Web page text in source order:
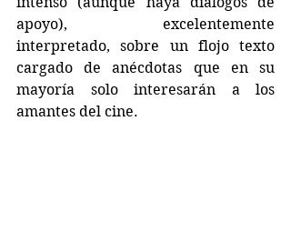
apoyo), excelentemente
interpretado, sobre un flojo texto
cargado de anécdotas que en su
mayoría solo interesarán a los
amantes del cine.